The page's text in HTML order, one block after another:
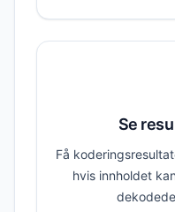
Se
Få
hvis innholdet